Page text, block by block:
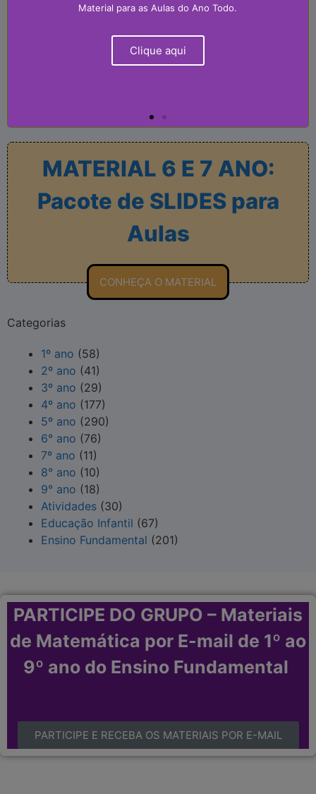
MATERIAL 6 E 7 ANO:
Pacote de SLIDES para
Aulas
CONHEÇA O MATERIAL
Categorias
1º ano (58)
2º ano (41)
3º ano (29)
4º ano (177)
5º ano (290)
6° ano (76)
7º ano (11)
8° ano (10)
9° ano (18)
Atividades (30)
Educação Infantil (67)
Ensino Fundamental (201)
PARTICIPE DO GRUPO – Materiais
de Matemática por E-mail de 1º ao
9º ano do Ensino Fundamental
PARTICIPE E RECEBA OS MATERIAIS POR E-MAIL